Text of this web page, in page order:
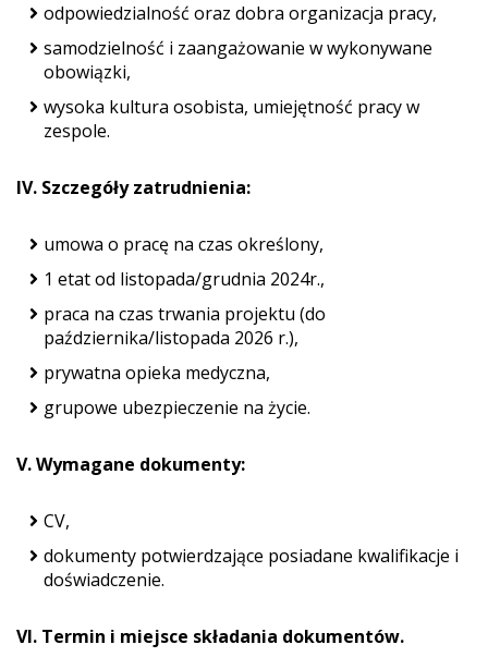
odpowiedzialność oraz dobra organizacja pracy,
samodzielność i zaangażowanie w wykonywane
obowiązki,
wysoka kultura osobista, umiejętność pracy w
zespole.
IV. Szczegóły zatrudnienia:
umowa o pracę na czas określony,
1 etat od listopada/grudnia 2024r.,
praca na czas trwania projektu (do
października/listopada 2026 r.),
prywatna opieka medyczna,
grupowe ubezpieczenie na życie.
V. Wymagane dokumenty:
CV,
dokumenty potwierdzające posiadane kwalifikacje i
doświadczenie.
VI. Termin i miejsce składania dokumentów.